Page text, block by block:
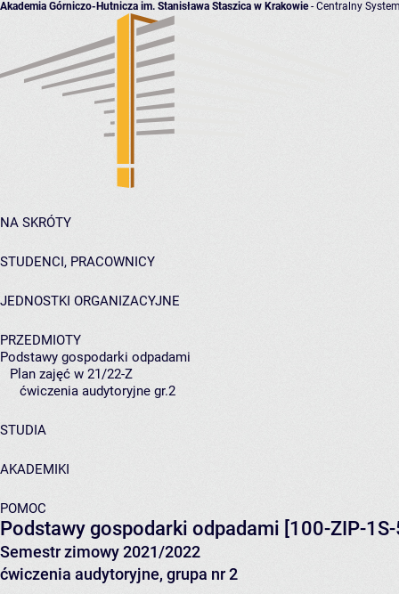
Akademia Górniczo-Hutnicza im. Stanisława Staszica w Krakowie- Centralny
NA SKRÓTY
STUDENCI, PRACOWNICY
JEDNOSTKI ORGANIZACYJNE
PRZEDMIOTY
Podstawy gospodarki odpadami
Plan zajęć w 21/22-Z
ćwiczenia audytoryjne gr.2
STUDIA
AKADEMIKI
POMOC
Podstawy gospodarki odpadami [100-ZIP-
Semestr zimowy 2021/2022
ćwiczenia audytoryjne, grupa nr 2